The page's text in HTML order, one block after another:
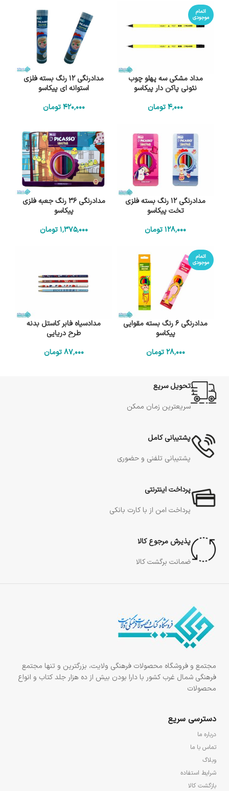
اتمام
موجودی
مداد مشکی سه پهلو چوب
نئونی پاکن دار پیکاسو
4٬000تومان
مدادرنگی 12 رنگ بسته فلزی
استوانه ای پیکاسو
420٬000 تومان
مدادرنگی 12 رنگ بسته فلزی
تخت پیکاسو
128٬000تومان
مدادرنگی 36 رنگ جعبه فلزی
پیکاسو
1٬375٬000 تومان
اتمام
موجودی
مدادرنگی 6 رنگ بسته مقوایی
پیکاسو
28٬000 تومان
مدادسیاه فابر کاستل بدنه
طرح دریایی
87٬000 تومان
تحویل سریع
سریعترین زمان ممکن
پشتیبانی کامل
پشتیبانی تلفنی و حضوری
پرداخت اینترنتی
پرداخت امن از با کارت بانکی
پذیرش مرجوع کالا
ضمانت برگشت کالا
مجتمع و فروشگاه محصولات فرهنگی ولایت، بزرگترین و تنها مجتمع
فرهنگی شمال غرب کشور با دارا بودن بیش از ده هزار جلد کتاب و انواع
محصولات
دسترسی سریع
درباره ما
تماس با ما
وبلاگ
شرایط استفاده
بازگشت کالا